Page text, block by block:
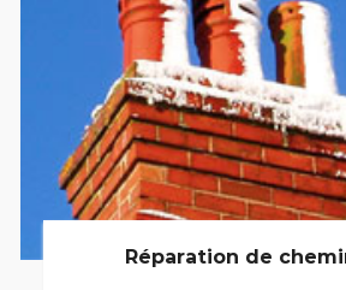
Réparation de